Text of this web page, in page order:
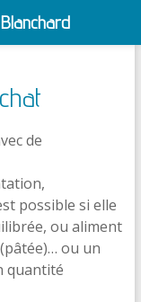
de
possible si elle
ou aliment
ou un
quantité